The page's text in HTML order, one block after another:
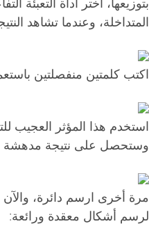
المتداخلة، وعندما تشاهد
اكتب كلمتين منفصلتين
استخدم هذا المؤثر العجيب
وستحصل على نتيجة مدهشة
مرة أخرى ارسم دائرة،
لرسم أشكال معقدة ورائعة: